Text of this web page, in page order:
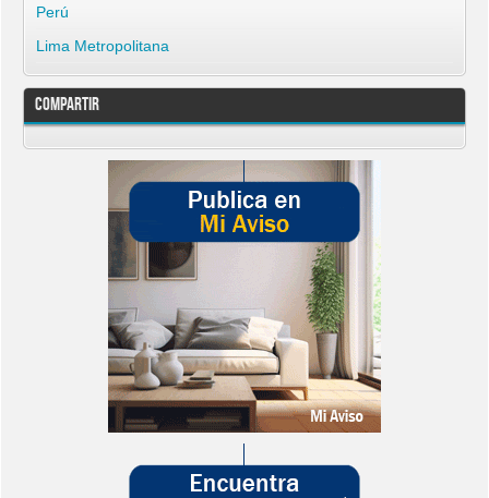
Perú
Lima Metropolitana
Compartir